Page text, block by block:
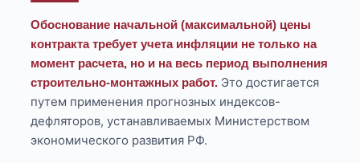
Обоснование начальной (максимальной) цены
контракта требует учета инфляции не только на
момент расчета, но и на весь период выполнения
строительно-монтажных работ. Это достигается
путем применения прогнозных индексов-
дефляторов, устанавливаемых Министерством
экономического развития РФ.